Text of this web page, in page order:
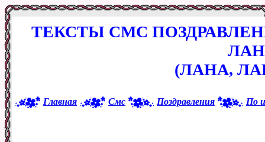
ТЕКСТЫ СМС
(ЛАНА,
Главная Смс Поздравления По